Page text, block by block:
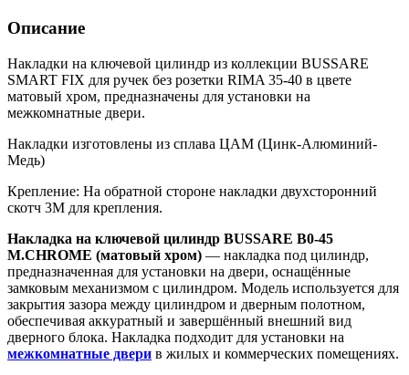
Описание
Накладки на ключевой цилиндр из коллекции BUSSARE
SMART FIX для ручек без розетки RIMA 35-40 в цвете
матовый хром, предназначены для установки на
межкомнатные двери.
Накладки изготовлены из сплава ЦАМ (Цинк-Алюминий-
Медь)
Крепление: На обратной стороне накладки двухсторонний
скотч 3М для крепления.
Накладка на ключевой цилиндр BUSSARE B0-45
M.CHROME (матовый хром) — накладка под цилиндр,
предназначенная для установки на двери, оснащённые
замковым механизмом с цилиндром. Модель используется для
закрытия зазора между цилиндром и дверным полотном,
обеспечивая аккуратный и завершённый внешний вид
дверного блока. Накладка подходит для установки на
межкомнатные двери в жилых и коммерческих помещениях.